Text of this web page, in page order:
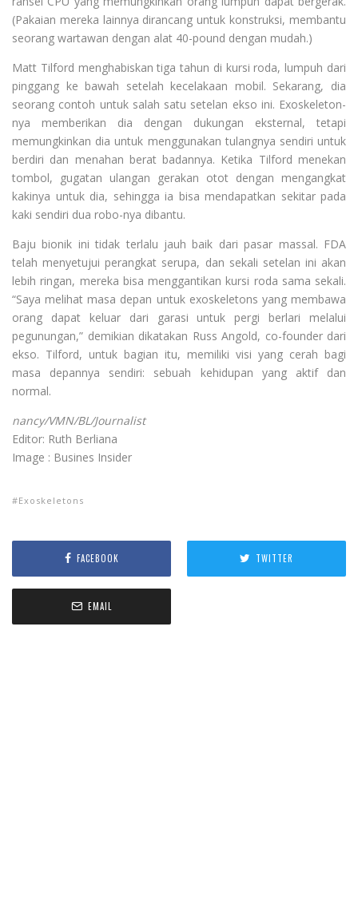
(Pakaian mereka lainnya dirancang untuk konstruksi, membantu
seorang wartawan dengan alat 40-pound dengan mudah.)
Matt Tilford menghabiskan tiga tahun di kursi roda, lumpuh dari
pinggang ke bawah setelah kecelakaan mobil. Sekarang, dia
seorang contoh untuk salah satu setelan ekso ini. Exoskeleton-
nya memberikan dia dengan dukungan eksternal, tetapi
memungkinkan dia untuk menggunakan tulangnya sendiri untuk
berdiri dan menahan berat badannya. Ketika Tilford menekan
tombol, gugatan ulangan gerakan otot dengan mengangkat
kakinya untuk dia, sehingga ia bisa mendapatkan sekitar pada
kaki sendiri dua robo-nya dibantu.
Baju bionik ini tidak terlalu jauh baik dari pasar massal. FDA
telah menyetujui perangkat serupa, dan sekali setelan ini akan
lebih ringan, mereka bisa menggantikan kursi roda sama sekali.
“Saya melihat masa depan untuk exoskeletons yang membawa
orang dapat keluar dari garasi untuk pergi berlari melalui
pegunungan,” demikian dikatakan Russ Angold, co-founder dari
ekso. Tilford, untuk bagian itu, memiliki visi yang cerah bagi
masa depannya sendiri: sebuah kehidupan yang aktif dan
normal.
nancy/VMN/BL/Journalist
Editor: Ruth Berliana
Image : Busines Insider
Exoskeletons
FACEBOOK TWITTER
EMAIL